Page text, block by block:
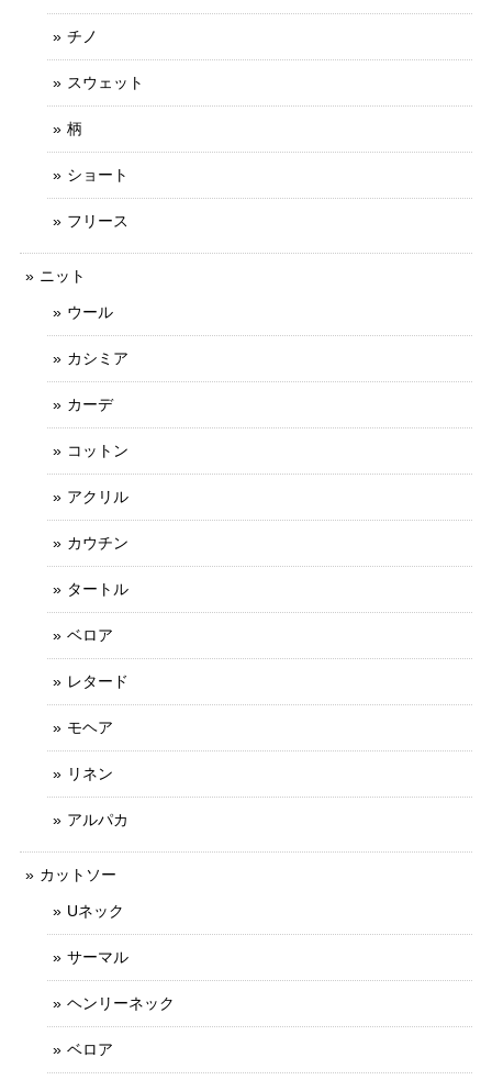
チノ
スウェット
柄
ショート
フリース
ニット
ウール
カシミア
カーデ
コットン
アクリル
カウチン
タートル
ベロア
レタード
モヘア
リネン
アルパカ
カットソー
Uネック
サーマル
ヘンリーネック
ベロア